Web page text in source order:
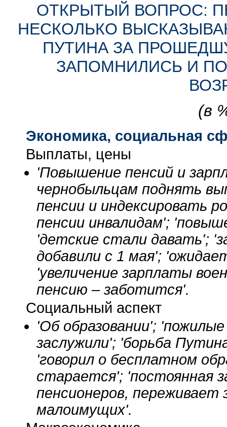
ОТКРЫТЫЙ ВОПРОС:
НЕСКОЛЬКО
ПУТИНА ЗА
ЗАПОМНИЛИСЬ И
(в
Экономика, социальная
Выплаты, цены
'Повышение пенсий и
чернобыльцам поднять
пенсии и индексировать
пенсии инвалидам';
'детские стали давать';
добавили с 1 мая';
'увеличение зарплаты
пенсию – заботится'.
Социальный аспект
'Об образовании';
заслужили'; 'борьба
'говорил о бесплатном
старается'; 'постоянная
пенсионеров, переживает
малоимущих'.